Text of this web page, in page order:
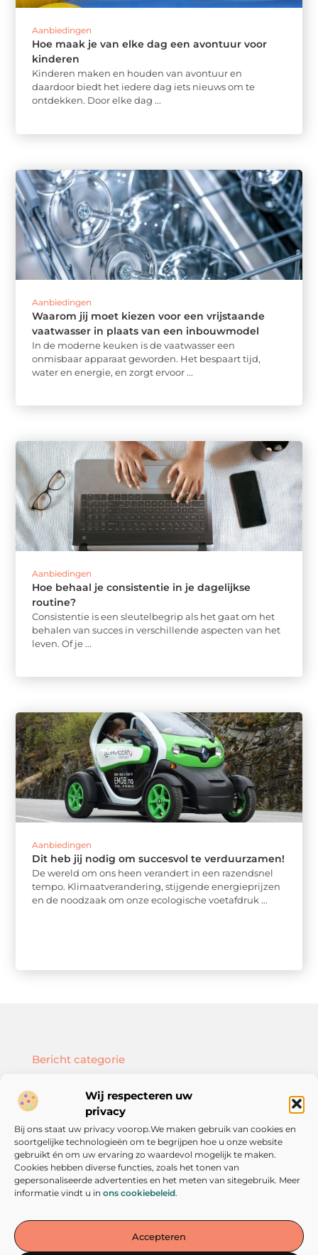
Wij respecteren uw
privacy
Bij ons staat uw privacy voorop.We maken gebruik van cookies en
soortgelijke technologieën om te begrijpen hoe u onze website
gebruikt én om uw ervaring zo waardevol mogelijk te maken.
Cookies hebben diverse functies, zoals het tonen van
gepersonaliseerde advertenties en het meten van sitegebruik. Meer
informatie vindt u in ons cookiebeleid.
Accepteren
Aanbiedingen
Hoe maak je van elke dag een avontuur voor
kinderen
Kinderen maken en houden van avontuur en
daardoor biedt het iedere dag iets nieuws om te
ontdekken. Door elke dag ...
Aanbiedingen
Waarom jij moet kiezen voor een vrijstaande
vaatwasser in plaats van een inbouwmodel
In de moderne keuken is de vaatwasser een
onmisbaar apparaat geworden. Het bespaart tijd,
water en energie, en zorgt ervoor ...
Aanbiedingen
Hoe behaal je consistentie in je dagelijkse
routine?
Consistentie is een sleutelbegrip als het gaat om het
behalen van succes in verschillende aspecten van het
leven. Of je ...
Aanbiedingen
Dit heb jij nodig om succesvol te verduurzamen!
De wereld om ons heen verandert in een razendsnel
tempo. Klimaatverandering, stijgende energieprijzen
en de noodzaak om onze ecologische voetafdruk ...
De plek voor inspiratie en persoonlijke groei
— Laat je meenemen door verhalen, inzichten en tips die
Onze informatie
Bericht categorie